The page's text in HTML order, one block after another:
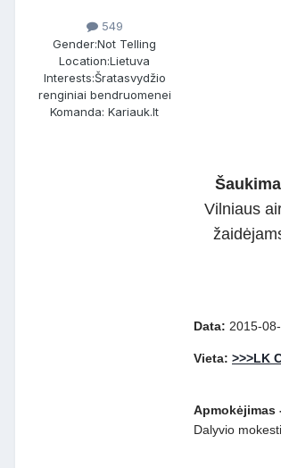
549
Gender:Not Telling
Location:Lietuva
Interests:Šratasvydžio
renginiai bendruomenei
Komanda: Kariauk.lt
Vilniaus
Data: 2015-
Vieta: >>>LK
Apmokėjimas
Dalyvio